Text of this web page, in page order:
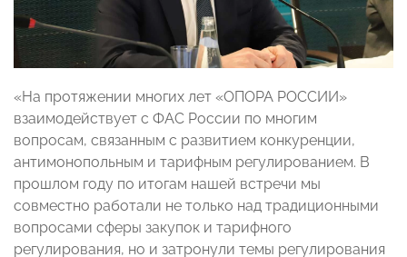
«На протяжении многих лет «ОПОРА РОССИИ»
взаимодействует с ФАС России по многим
вопросам, связанным с развитием конкуренции,
антимонопольным и тарифным регулированием. В
прошлом году по итогам нашей встречи мы
совместно работали не только над традиционными
вопросами сферы закупок и тарифного
регулирования, но и затронули темы регулирования